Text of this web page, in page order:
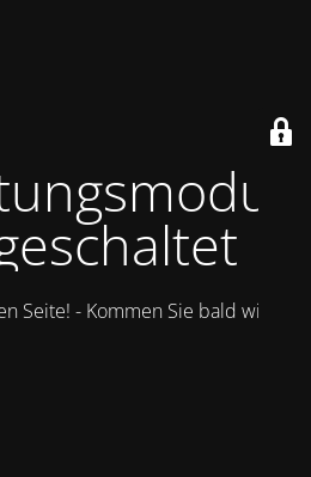
Seite! - Kommen Sie bald wieder.